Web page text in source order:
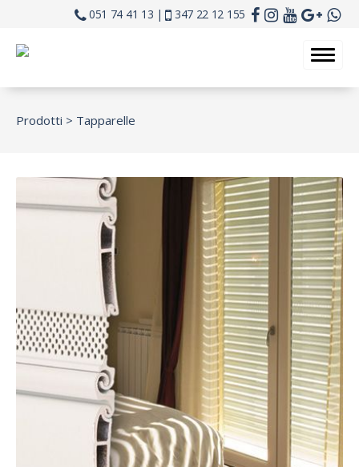
051 74 41 13 | 347 22 12 155
Prodotti > Tapparelle